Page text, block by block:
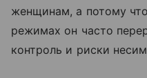
женщинам, а потому
режимах он часто
контроль и риски